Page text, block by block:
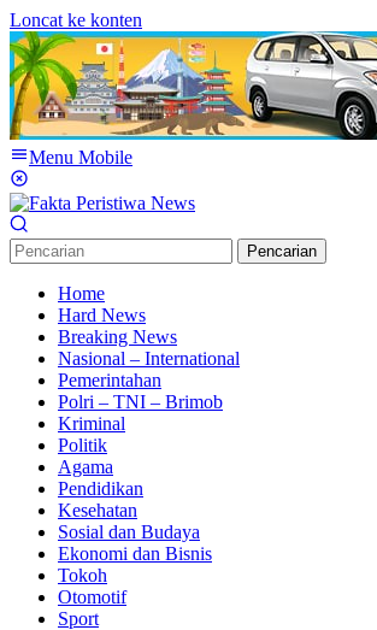
Loncat ke konten
Menu Mobile
Pencarian
Home
Hard News
Breaking News
Nasional – International
Pemerintahan
Polri – TNI – Brimob
Kriminal
Politik
Agama
Pendidikan
Kesehatan
Sosial dan Budaya
Ekonomi dan Bisnis
Tokoh
Otomotif
Sport